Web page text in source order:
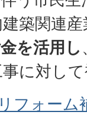
築関連
を活用し
に対し
フォー